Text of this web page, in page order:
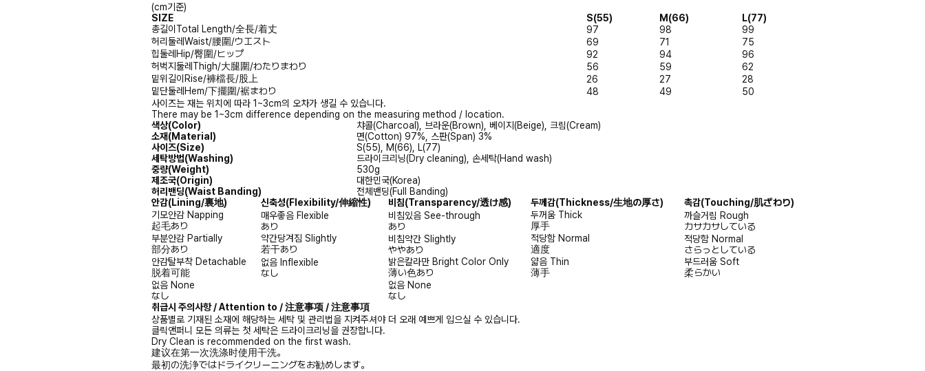
(cm기준)
SIZE
S(55) M(66)
L(77)
총길이 Total Length/全長/着丈 97 98
99
허리둘레Waist/腰圍/ウエスト 69 71
75
힙둘레 Hip/臀圍/ヒップ 92 94
96
허벅지둘레 Thigh/大腿圍/わたりまわり 56 59
62
밑위길이 Rise/褲檔長/股上 26 27
28
밑단둘레 Hem/下擺圍/裾まわり 48 49
50
사이즈는 재는 위치에 따라 1~3cm의 오차가 생길 수 있습니다.
There may be 1~3cm difference depending on the measuring method / location.
색상(Color)
챠콜(Charcoal), 브라운(Brown), 베이지(Beige), 크림(Cream)
소재(Material)
면(Cotton) 97%, 스판(Span) 3%
사이즈(Size)
S(55), M(66), L(77)
세탁방법(Washing)
드라이크리닝(Dry cleaning), 손세탁(Hand wash)
중량(Weight)
530g
제조국(Origin)
대한민국(Korea)
허리밴딩(Waist Banding)
전체밴딩(Full Banding)
안감(Lining/裏地) 신축성(Flexibility/伸縮性) 비침(Transparency/透け感) 두께감(Thickness/生地の厚さ) 촉감(Touching/肌ざわり)
기모안감 Napping
起毛あり
매우좋음 Flexible
あり
비침있음 See-through
あり
두꺼움 Thick
厚手
까슬거림 Rough
カサカサしている
부분안감 Partially
部分あり
약간당겨짐 Slightly
若干あり
비침약간 Slightly
ややあり
적당함 Normal
適度
적당함 Normal
さらっとしている
안감탈부착 Detachable
脱着可能
없음 Inflexible
なし
밝은칼라만 Bright Color Only
薄い色あり
얇음 Thin
薄手
부드러움 Soft
柔らかい
없음 None
なし
없음 None
なし
취급시 주의사항 / Attention to / 注意事项 / 注意事項
상품별로 기재된 소재에 해당하는 세탁 및 관리법을 지켜주셔야 더 오래 예쁘게 입으실 수 있습니다.
클릭앤퍼니 모든 의류는 첫 세탁은 드라이크리닝을 권장합니다.
Dry Clean is recommended on the first wash.
建议在第一次洗涤时使用干洗。
最初の洗浄ではドライクリーニングをお勧めします。